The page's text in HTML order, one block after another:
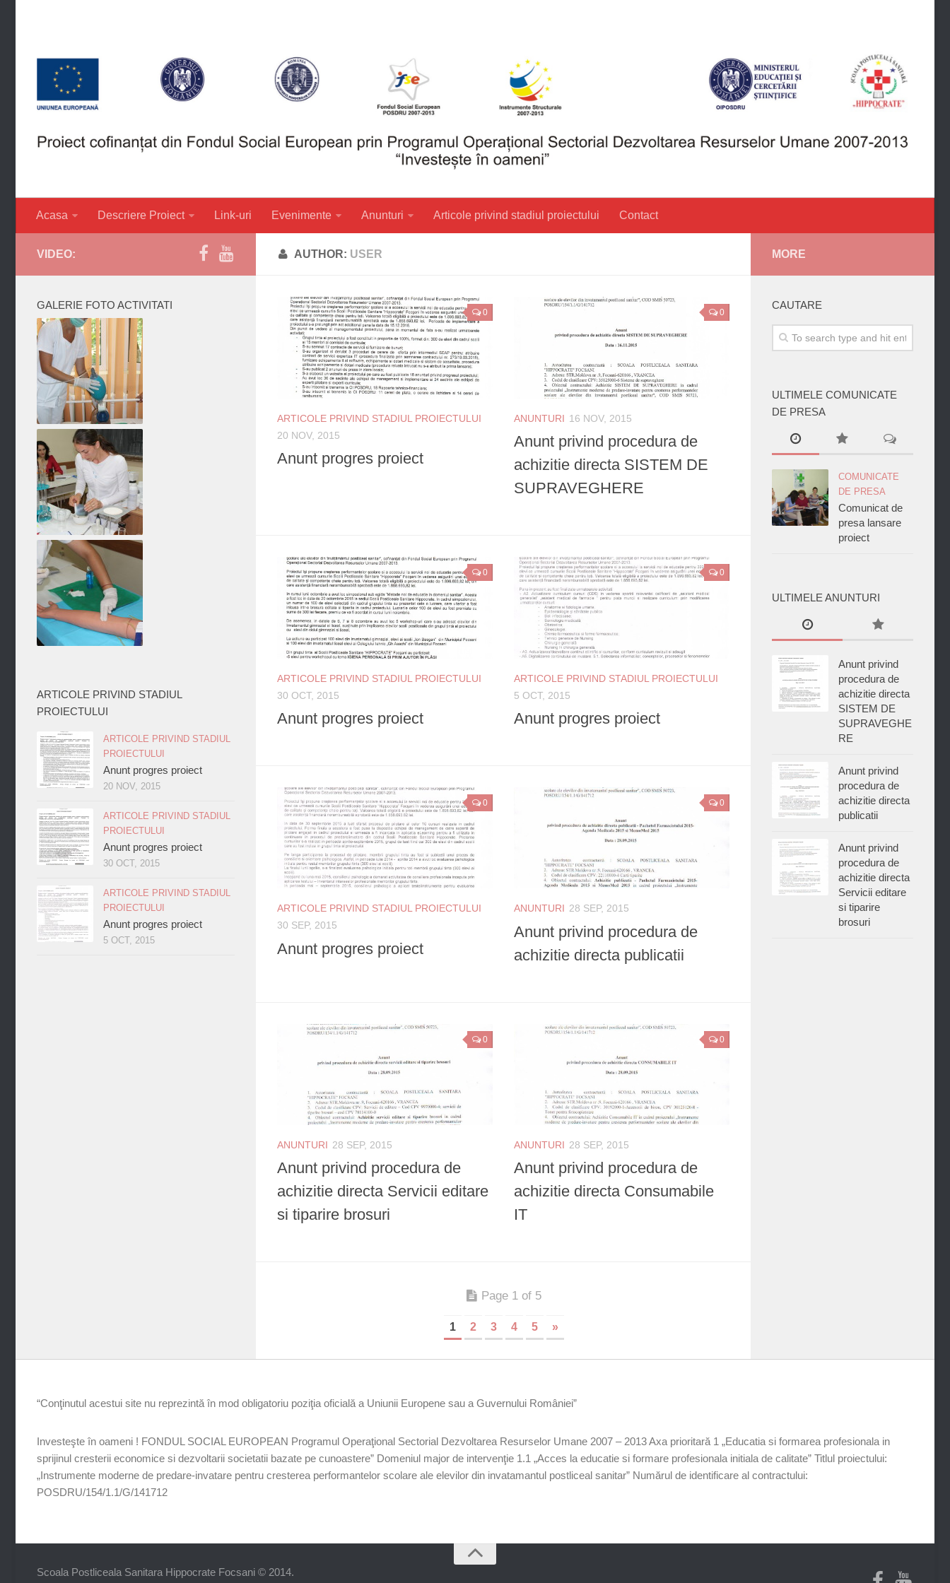
Acasa Descriere Proiect Link-uri Evenimente Anunturi Articole privind stadiul proiectului Contact
AUTHOR: USER
0
ARTICOLE PRIVIND STADIUL PROIECTULUI
20 NOV, 2015
Anunt progres proiect
0
ANUNTURI 16 NOV, 2015
Anunt privind procedura de
achizitie directa SISTEM DE
SUPRAVEGHERE
0
ARTICOLE PRIVIND STADIUL PROIECTULUI
30 OCT, 2015
Anunt progres proiect
0
ARTICOLE PRIVIND STADIUL PROIECTULUI
5 OCT, 2015
Anunt progres proiect
0
ARTICOLE PRIVIND STADIUL PROIECTULUI
30 SEP, 2015
Anunt progres proiect
0
ANUNTURI 28 SEP, 2015
Anunt privind procedura de
achizitie directa publicatii
0
ANUNTURI 28 SEP, 2015
Anunt privind procedura de
achizitie directa Servicii editare
si tiparire brosuri
0
ANUNTURI 28 SEP, 2015
Anunt privind procedura de
achizitie directa Consumabile
IT
Page 1 of 5
1 2 3 4 5 »
VIDEO:
GALERIE FOTO ACTIVITATI
ARTICOLE PRIVIND STADIUL
PROIECTULUI
ARTICOLE PRIVIND STADIUL
PROIECTULUI
Anunt progres proiect
20 NOV, 2015
ARTICOLE PRIVIND STADIUL
PROIECTULUI
Anunt progres proiect
30 OCT, 2015
ARTICOLE PRIVIND STADIUL
PROIECTULUI
Anunt progres proiect
5 OCT, 2015
MORE
CAUTARE
ULTIMELE COMUNICATE
DE PRESA
COMUNICATE
DE PRESA
Comunicat de
presa lansare
proiect
ULTIMELE ANUNTURI
Anunt privind
procedura de
achizitie directa
SISTEM DE
SUPRAVEGHE
RE
Anunt privind
procedura de
achizitie directa
publicatii
Anunt privind
procedura de
achizitie directa
Servicii editare
si tiparire
brosuri
“Conţinutul acestui site nu reprezintă în mod obligatoriu poziţia oficială a Uniunii Europene sau a Guvernului României”
Investeşte în oameni ! FONDUL SOCIAL EUROPEAN Programul Operaţional Sectorial Dezvoltarea Resurselor Umane 2007 – 2013 Axa prioritară 1 „Educatia si formarea profesionala in
sprijinul cresterii economice si dezvoltarii societatii bazate pe cunoastere” Domeniul major de intervenţie 1.1 „Acces la educatie si formare profesionala initiala de calitate” Titlul proiectului:
„Instrumente moderne de predare-invatare pentru cresterea performantelor scolare ale elevilor din invatamantul postliceal sanitar” Numărul de identificare al contractului:
POSDRU/154/1.1/G/141712
Scoala Postliceala Sanitara Hippocrate Focsani © 2014.